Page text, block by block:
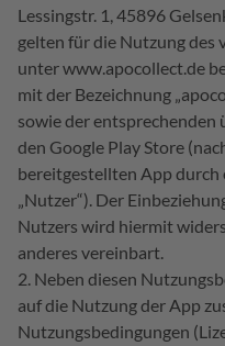
Lessingstr. 1, 45896
gelten für die Nutzung des
unter www.apocollect.de
mit der Bezeichnung
sowie der entsprechenden
den Google Play Store
bereitgestellten App
„Nutzer“). Der
Nutzers wird hiermit
anderes vereinbart.
Neben diesen
auf die Nutzung der App
Nutzungsbedingungen